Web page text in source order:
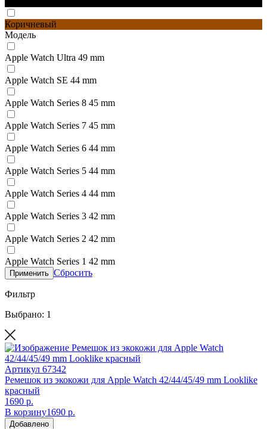
Коричневый
Модель
Apple Watch Ultra 49 mm
Apple Watch SE 44 mm
Apple Watch Series 8 45 mm
Apple Watch Series 7 45 mm
Apple Watch Series 6 44 mm
Apple Watch Series 5 44 mm
Apple Watch Series 4 44 mm
Apple Watch Series 3 42 mm
Apple Watch Series 2 42 mm
Apple Watch Series 1 42 mm
Применить Сбросить
Фильтр
Выбрано: 1
Артикул 67342
Ремешок из экокожи для Apple Watch 42/44/45/49 mm Looklike
красный
1690 р.
В корзину1690 р.
Добавлено